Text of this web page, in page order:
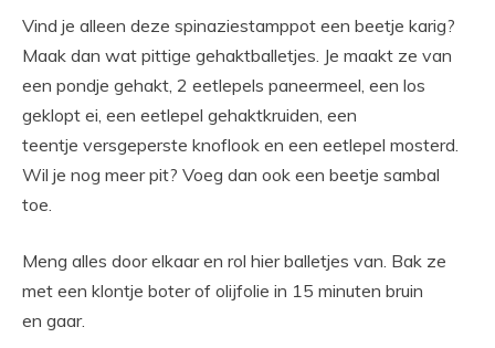
Vind je alleen deze spinaziestamppot een beetje karig?
Maak dan wat pittige gehaktballetjes. Je maakt ze van
een pondje gehakt, 2 eetlepels paneermeel, een los
geklopt ei, een eetlepel gehaktkruiden, een
teentje versgeperste knoflook en een eetlepel mosterd.
Wil je nog meer pit? Voeg dan ook een beetje sambal
toe.
Meng alles door elkaar en rol hier balletjes van. Bak ze
met een klontje boter of olijfolie in 15 minuten bruin
en gaar.